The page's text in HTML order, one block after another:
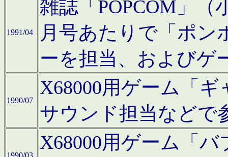
1991/04
雑誌「POPCOM」（
月号あたりで「ポン
ーを担当、およびゲ
1990/07
X68000用ゲーム「
サウンド担当などで
1990/03
X68000用ゲーム「